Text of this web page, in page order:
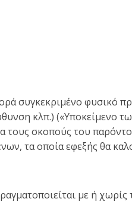
συγκεκριμένο φυσικό
κλπ.)
τους σκοπούς του
τα οποία εφεξής θα
με ή